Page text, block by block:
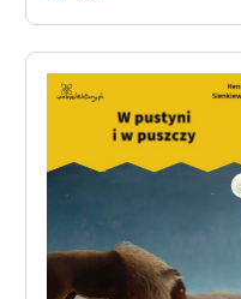
Materiały promocyjne
Polityka prywatności
Regulamin biblioteki
Dane fundacji i
Regulamin darowizn
Informacja o treściach